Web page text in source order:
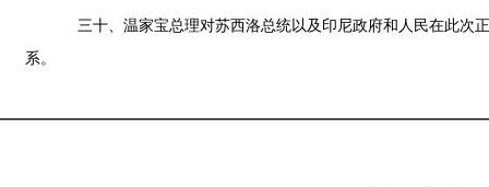
三十、温家宝总理对苏西洛总统以及印尼政府和人民在此次正
系。